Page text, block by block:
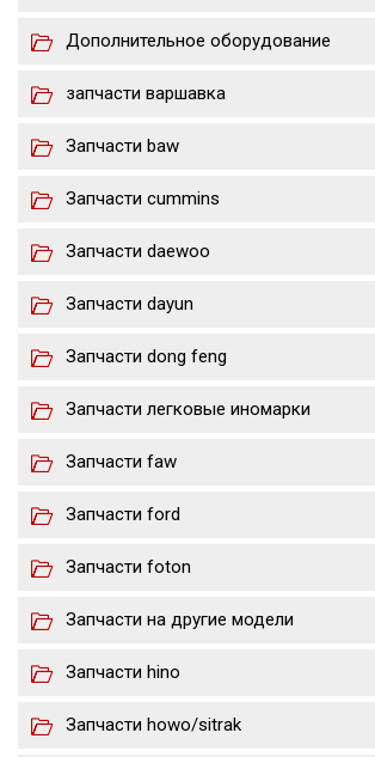
Дополнительное оборудование
запчасти варшавка
Запчасти baw
Запчасти cummins
Запчасти daewoo
Запчасти dayun
Запчасти dong feng
Запчасти легковые иномарки
Запчасти faw
Запчасти ford
Запчасти foton
Запчасти на другие модели
Запчасти hino
Запчасти howo/sitrak